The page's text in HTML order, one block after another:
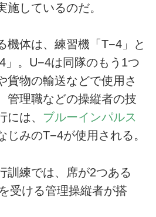
施しているのだ。
体は、練習機「T−4」と
」。U−4は同隊のもう1つ
貨物の輸送などで使用さ
管理職などの操縦者の技
は、 ブルーインパルス
じみのT−4が使用される。
練では、席が2つある
受ける管理操縦者が搭